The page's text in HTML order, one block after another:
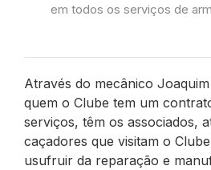
em todos os serviços de
Através do mecânico
quem o Clube tem um
serviços, têm os associados,
caçadores que visitam o
usufruir da reparação e